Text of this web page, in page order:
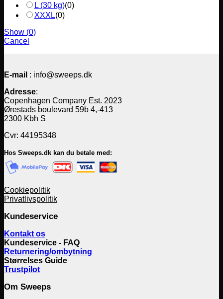
L (30 kg)(0)
XXXL(0)
Show (0)
Cancel
E-mail : info@sweeps.dk
Adresse:
Copenhagen Company Est. 2023
Ørestads boulevard 59b 4,-413
2300 Kbh S
Cvr: 44195348
Hos Sweeps.dk kan du betale med:
Cookiepolitik
Privatlivspolitik
Kundeservice
Kontakt os
Kundeservice - FAQ
Returnering/ombytning
Størrelses Guide
Trustpilot
Om Sweeps